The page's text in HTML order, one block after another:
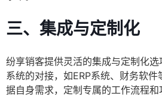
三、集成与定制化
纷享销客提供灵活的集成与定制化
系统的对接，如ERP系统、财务软
据自身需求，定制专属的工作流程和